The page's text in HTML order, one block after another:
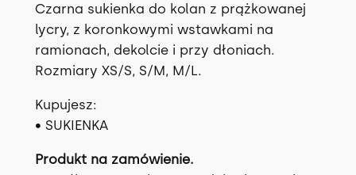
Czarna sukienka do kolan z prążkowanej
lycry, z koronkowymi wstawkami na
ramionach, dekolcie i przy dłoniach.
Rozmiary XS/S, S/M, M/L.
Kupujesz:
• SUKIENKA
Produkt na zamówienie.